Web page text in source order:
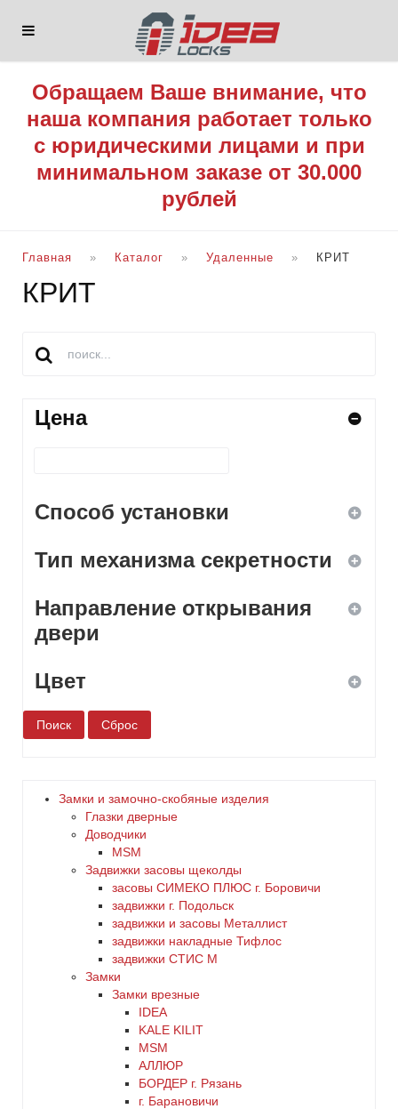
Обращаем Ваше внимание, что
наша компания работает только
с юридическими лицами и при
минимальном заказе от 30.000
рублей
Главная Каталог Удаленные КРИТ
КРИТ
Цена
Способ установки
ввертной
врезной
Тип механизма секретности
дисковый
сувальдный
цилиндровый
Направление открывания
двери
левое
правое
Цвет
белый
желтый
Замки и замочно-скобяные изделия
Глазки дверные
Доводчики
MSM
Задвижки засовы щеколды
заcовы СИМЕКО ПЛЮС г. Боровичи
задвижки г. Подольск
задвижки и засовы Металлист
задвижки накладные Тифлос
задвижки СТИС М
Замки
Замки врезные
IDEA
KALE KILIT
MSM
АЛЛЮР
БОРДЕР г. Рязань
г. Барановичи